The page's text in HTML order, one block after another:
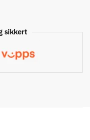
sikkert